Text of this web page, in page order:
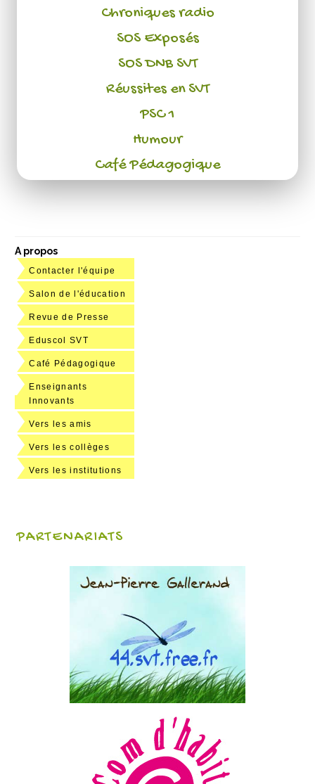
Chroniques radio
SOS Exposés
SOS DNB SVT
Réussites en SVT
PSC 1
Humour
Café Pédagogique
A propos
Contacter l'équipe
Salon de l'éducation
Revue de Presse
Eduscol SVT
Café Pédagogique
Enseignants
Innovants
Vers les amis
Vers les collèges
Vers les institutions
PARTENARIATS